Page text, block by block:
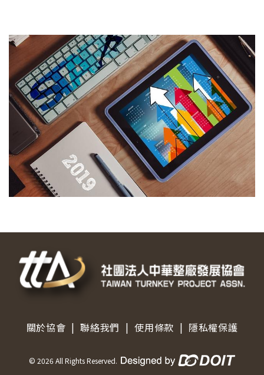
關於協會 | 聯絡我們 | 使用條款 | 隱私權保護
© 2026 All Rights Reserved.